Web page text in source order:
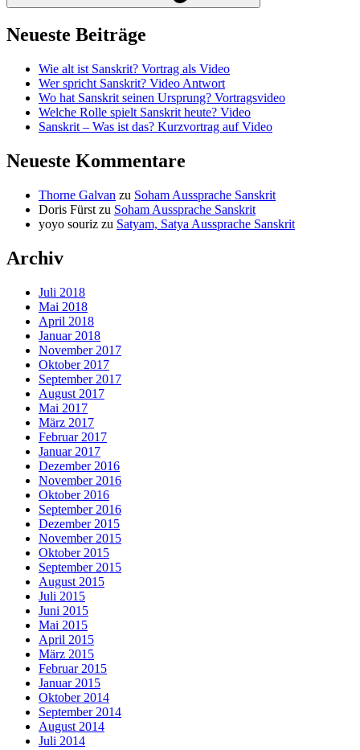
Neueste Beiträge
Wie alt ist Sanskrit? Vortrag als Video
Wer spricht Sanskrit? Video Antwort
Wo hat Sanskrit seinen Ursprung? Vortragsvideo
Welche Rolle spielt Sanskrit heute? Video
Sanskrit – Was ist das? Kurzvortrag auf Video
Neueste Kommentare
Thorne Galvan zu Soham Aussprache Sanskrit
Doris Fürst zu Soham Aussprache Sanskrit
yoyo souriz zu Satyam, Satya Aussprache Sanskrit
Archiv
Juli 2018
Mai 2018
April 2018
Januar 2018
November 2017
Oktober 2017
September 2017
August 2017
Mai 2017
März 2017
Februar 2017
Januar 2017
Dezember 2016
November 2016
Oktober 2016
September 2016
Dezember 2015
November 2015
Oktober 2015
September 2015
August 2015
Juli 2015
Juni 2015
Mai 2015
April 2015
März 2015
Februar 2015
Januar 2015
Oktober 2014
September 2014
August 2014
Juli 2014